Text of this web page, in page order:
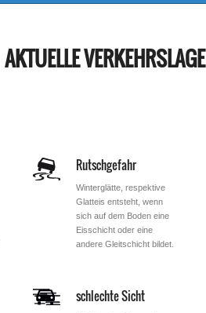
AKTUELLE VERKEHRSLAGE
Rutschgefahr
Winterglätte, respektive
Glatteis entsteht, wenn
sich auf dem Boden eine
Eisschicht oder eine
andere Gleitschicht bildet.
schlechte Sicht